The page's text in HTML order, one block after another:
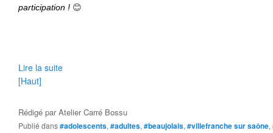
participation ! 😊
Lire la suite
[Haut]
Rédigé parAtelier Carré Bossu
Publié dans#adolescents, #adultes, #beaujolais, #villefranche sur saône,